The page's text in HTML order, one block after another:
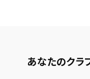
あなたのクラ